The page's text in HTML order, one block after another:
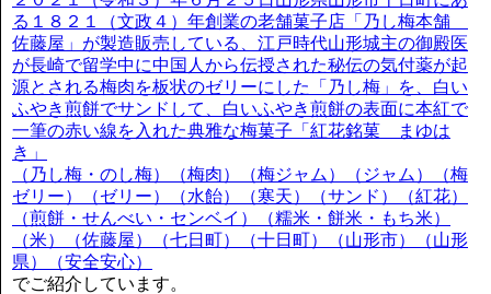
る１８２１（文政４）年創業の老舗菓子店「乃し梅本舗
佐藤屋」が製造販売している、江戸時代山形城主の御殿医
が長崎で留学中に中国人から伝授された秘伝の気付薬が起
源とされる梅肉を板状のゼリーにした「乃し梅」を、白い
ふやき煎餅でサンドして、白いふやき煎餅の表面に本紅で
一筆の赤い線を入れた典雅な梅菓子「紅花銘菓 まゆは
き」
（乃し梅・のし梅）（梅肉）（梅ジャム）（ジャム）（梅
ゼリー）（ゼリー）（水飴）（寒天）（サンド）（紅花）
（煎餅・せんべい・センベイ）（糯米・餅米・もち米）
（米）（佐藤屋）（七日町）（十日町）（山形市）（山形
県）（安全安心）
でご紹介しています。